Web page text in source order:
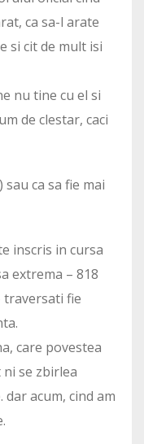
ca sa-l arate
si cit de mult isi
nu tine cu el si
de clestar, caci
ca sa fie mai
inscris in cursa
extrema – 818
traversati fie
care povestea
se zbirlea
acum, cind am